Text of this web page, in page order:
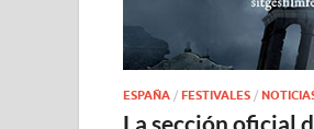
ESPAÑA / FESTIVALES /
La sección oficial